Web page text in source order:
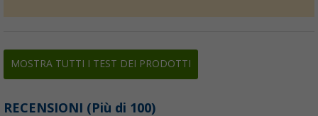
MOSTRA TUTTI I TEST DEI PRODOTTI
RECENSIONI (Più di 100)